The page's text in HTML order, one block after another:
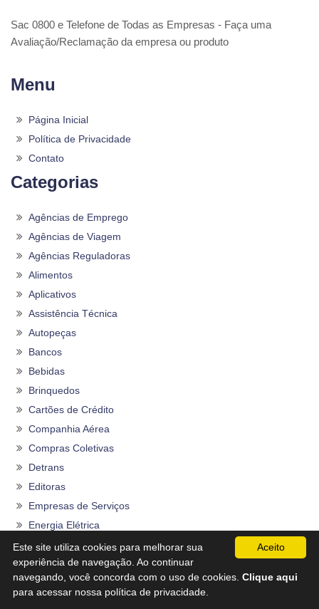
Sac 0800 e Telefone de Todas as Empresas - Faça uma
Avaliação/Reclamação da empresa ou produto
Menu
Página Inicial
Política de Privacidade
Contato
Categorias
Agências de Emprego
Agências de Viagem
Agências Reguladoras
Alimentos
Aplicativos
Assistência Técnica
Autopeças
Bancos
Bebidas
Brinquedos
Cartões de Crédito
Companhia Aérea
Compras Coletivas
Detrans
Editoras
Empresas de Serviços
Energia Elétrica
Entretenimento
Estacionamentos
Fabricantes
Aceito
Este site utiliza cookies para melhorar sua
experiência de navegação. Ao continuar
navegando, você concorda com o uso de cookies. Clique aqui
para acessar nossa política de privacidade.